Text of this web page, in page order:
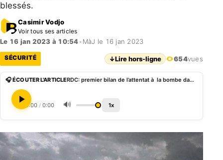
blessés.
Casimir Vodjo
Voir tous ses articles
Le 16 jan 2023 à 10:54• MàJ le 16 jan 2023
SÉCURITÉ ↓Lire hors-ligne 654vues
🎧 ÉCOUTER L'ARTICLE RDC: premier bilan de l’attentat à la bombe dans une église au Nord-Kivu
0:00 / 0:00 🔊 1x